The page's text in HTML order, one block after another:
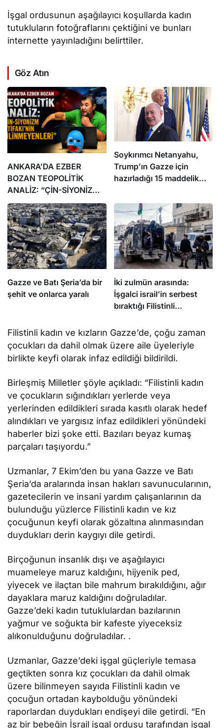
İşgal ordusunun aşağılayıcı koşullarda kadın
tutukluların fotoğraflarını çektiğini ve bunları
internette yayınladığını belirttiler.
Göz Atın
ANKARA’DA EZBER
BOZAN TEOPOLİTİK
ANALİZ: “ÇİN-SİYONİZM
İTTİFAKI’NİN
BİLİNMEYENLERİ”
Soykırımcı Netanyahu,
Trump’ın Gazze için
hazırladığı 15 maddelik
söyledi
Gazze ve Batı Şeria’da bir
şehit ve onlarca yaralı
İki zulmün arasında:
İşgalci israil’in serbest
bıraktığı Filistinli
yönetimi gözaltına aldı
Filistinli kadın ve kızların Gazze’de, çoğu zaman
çocukları da dahil olmak üzere aile üyeleriyle
birlikte keyfi olarak infaz edildiği bildirildi.
Birleşmiş Milletler şöyle açıkladı: “Filistinli kadın
ve çocukların sığındıkları yerlerde veya
yerlerinden edildikleri sırada kasıtlı olarak hedef
alındıkları ve yargısız infaz edildikleri yönündeki
haberler bizi şoke etti. Bazıları beyaz kumaş
parçaları taşıyordu.”
Uzmanlar, 7 Ekim’den bu yana Gazze ve Batı
Şeria’da aralarında insan hakları savunucularının,
gazetecilerin ve insani yardım çalışanlarının da
bulunduğu yüzlerce Filistinli kadın ve kız
çocuğunun keyfi olarak gözaltına alınmasından
duydukları derin kaygıyı dile getirdi.
Birçoğunun insanlık dışı ve aşağılayıcı
muameleye maruz kaldığını, hijyenik ped,
yiyecek ve ilaçtan bile mahrum bırakıldığını, ağır
dayaklara maruz kaldığını doğruladılar.
Gazze’deki kadın tutuklulardan bazılarının
yağmur ve soğukta bir kafeste yiyeceksiz
alıkonulduğunu doğruladılar. .
Uzmanlar, Gazze’deki işgal güçleriyle temasa
geçtikten sonra kız çocukları da dahil olmak
üzere bilinmeyen sayıda Filistinli kadın ve
çocuğun ortadan kaybolduğu yönündeki
raporlardan duydukları endişeyi dile getirdi. “En
az bir bebeğin İsrail işgal ordusu tarafından işgal